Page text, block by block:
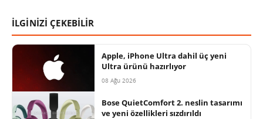
İLGİNİZİ ÇEKEBİLİR
Apple, iPhone Ultra dahil üç yeni
Ultra ürünü hazırlıyor
08 Ağu 2026
Bose QuietComfort 2. neslin tasarımı
ve yeni özellikleri sızdırıldı